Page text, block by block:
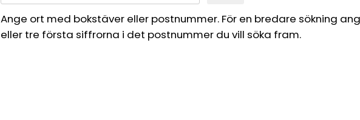
Ange ort med bokstäver eller postnummer. För en bredare sökning
eller tre första siffrorna i det postnummer du vill söka fram.